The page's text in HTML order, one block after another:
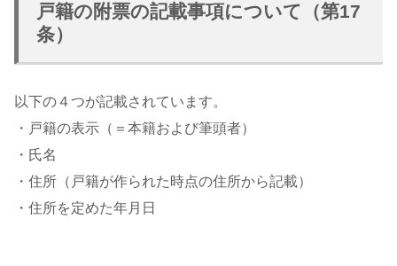
戸籍の附票の記載事項について（第17
条）
以下の４つが記載されています。
・戸籍の表示（＝本籍および筆頭者）
・氏名
・住所（戸籍が作られた時点の住所から記載）
・住所を定めた年月日